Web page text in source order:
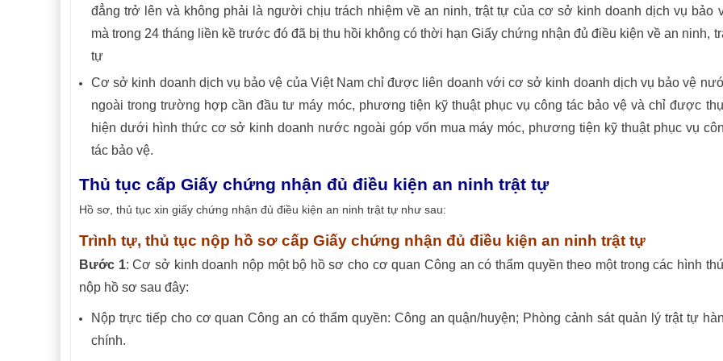
đẳngtrở lên và không phải là người chịu trách nhiệm về an ninh, trật tự của cơ sở kinh doanh dịch vụ bảo
mà trong 24 tháng liền kề trước đó đã bị thu hồi không có thời hạn Giấy chứng nhận đủ điều kiện về an ninh,
tự
Cơ sở kinh doanh dịch vụ bảo vệ của Việt Nam chỉ được liên doanh với cơ sở kinh doanh dịch vụ bảo vệ
ngoài trong trường hợp cần đầu tư máy móc, phương tiện kỹ thuật phục vụ công tác bảo vệ vàchỉđược
hiện dưới hình thức cơ sở kinh doanh nước ngoài góp vốn mua máy móc, phương tiện kỹ thuật phục vụ
tác bảo vệ.
Thủ tục cấp Giấy chứng nhận đủ điều kiện an ninh trật tự
Hồ sơ, thủ tục xin giấy chứng nhận đủ điều kiện an ninh trật tự như sau:
Trình tự, thủ tục nộp hồ sơ cấp Giấy chứng nhận đủ điều kiện an ninh trật tự
Bước 1: Cơ sở kinh doanh nộp một bộ hồ sơ cho cơ quan Công an có thẩm quyền theo một trong các hình
nộp hồ sơ sau đây:
Nộp trực tiếp cho cơ quan Công an có thẩm quyền: Công an quận/huyện; Phòng cảnh sát quản lý trật tự
chính.